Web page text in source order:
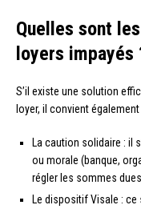
Quelles sont
loyers impayés
S’il existe une solution
loyer, il convient
La caution solidaire : il
ou morale (banque,
régler les sommes
Le dispositif Visale :